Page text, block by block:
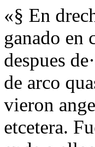
«§ En
ganado en
despues
de arco
vieron
etcetera.